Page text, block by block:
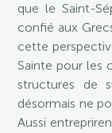
que le Saint-
confié aux
cette
Sainte pour les
structures de
désormais ne
Aussi